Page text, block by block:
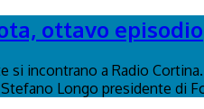
ottavo episodio
si incontrano a Radio
Longo presidente di